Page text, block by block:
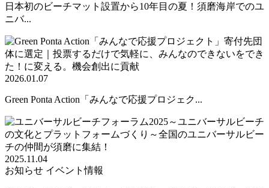
日本初のビーチマット設置から10年目の夏！須磨海岸でのユ
ニバ...
2026.01.07
Green Ponta Action「みんなで応援プロジェク...
2025.11.04
お知らせ イベント情報